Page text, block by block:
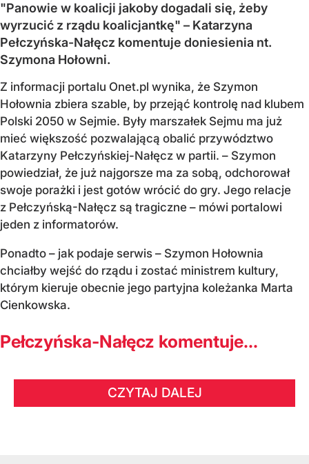
"Panowie w koalicji jakoby dogadali się, żeby
wyrzucić z rządu koalicjantkę" – Katarzyna
Pełczyńska-Nałęcz komentuje doniesienia nt.
Szymona Hołowni.
Z informacji portalu Onet.pl wynika, że Szymon
Hołownia zbiera szable, by przejąć kontrolę nad klubem
Polski 2050 w Sejmie. Były marszałek Sejmu ma już
mieć większość pozwalającą obalić przywództwo
Katarzyny Pełczyńskiej-Nałęcz w partii. – Szymon
powiedział, że już najgorsze ma za sobą, odchorował
swoje porażki i jest gotów wrócić do gry. Jego relacje
z Pełczyńską-Nałęcz są tragiczne – mówi portalowi
jeden z informatorów.
Ponadto – jak podaje serwis – Szymon Hołownia
chciałby wejść do rządu i zostać ministrem kultury,
którym kieruje obecnie jego partyjna koleżanka Marta
Cienkowska.
Pełczyńska-Nałęcz komentuje...
CZYTAJ DALEJ